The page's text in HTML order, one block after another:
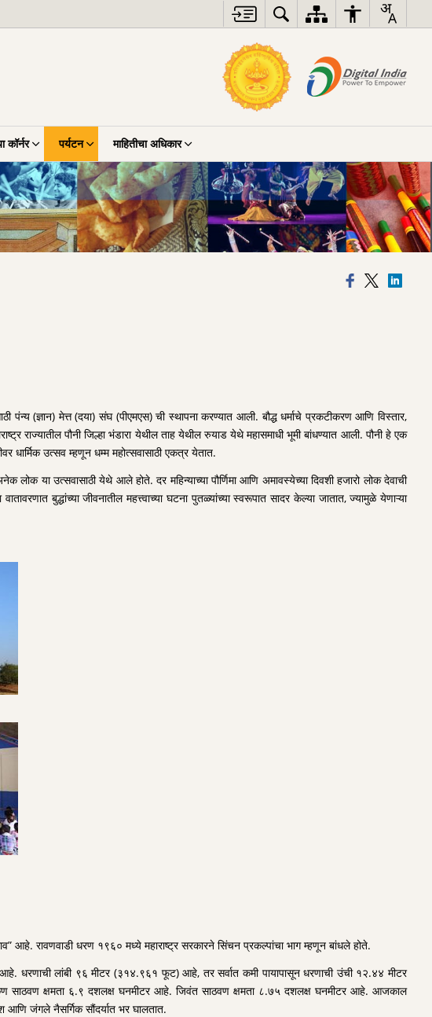
कॉर्नर पर्यटन माहितीचा अधिकार
पंन्य (ज्ञान) मेत्त (दया) संघ (पीएमएस) ची स्थापना करण्यात आली. बौद्ध धर्माचे प्रकटीकरण आणि विस्तार,
राज्यातील पौनी जिल्हा भंडारा येथील ताह येथील रुयाड येथे महासमाधी भूमी बांधण्यात आली. पौनी हे एक
उत्सव म्हणून धम्म महोत्सवासाठी एकत्र येतात.
लोक या उत्सवासाठी येथे आले होते. दर महिन्याच्या पौर्णिमा आणि अमावस्येच्या दिवशी हजारो लोक देवाची
बुद्धांच्या जीवनातील महत्त्वाच्या घटना पुतळ्यांच्या स्वरूपात सादर केल्या जातात, ज्यामुळे येणाऱ्या
आहे. रावणवाडी धरण १९६० मध्ये महाराष्ट्र सरकारने सिंचन प्रकल्पांचा भाग म्हणून बांधले होते.
धरणाची लांबी ९६ मीटर (३१४.९६१ फूट) आहे, तर सर्वात कमी पायापासून धरणाची उंची १२.४४ मीटर
साठवण क्षमता ६.९ दशलक्ष घनमीटर आहे. जिवंत साठवण क्षमता ८.७५ दशलक्ष घनमीटर आहे. आजकाल
आणि जंगले नैसर्गिक सौंदर्यात भर घालतात.